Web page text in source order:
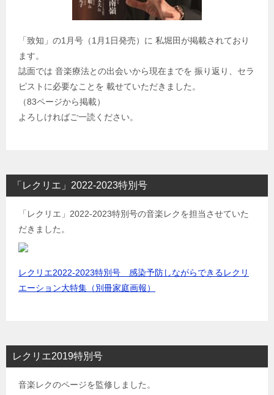
「致知」の1月号（1月1日発売）に 私堀田が掲載されており
ます。
誌面では 音楽療法との出会いから現在までを 振り返り、セラ
ピストに必要なことを 載せていただきました。
（83ページから掲載）
よろしければご一読ください。
「レクリエ」2022-2023特別号
「レクリエ」2022-2023特別号の音楽レクを担当させていた
だきました。
レクリエ2022-2023特別号 感染予防しながらできるレクリ
エーション大特集（別冊家庭画報）
レクリエ2019特別号
音楽レクのページを監修しました。